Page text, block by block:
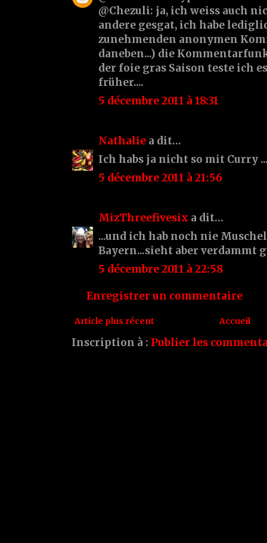
@Chezuli: ja, ich weiss auch
andere gesgat, ich habe
zunehmenden anonymen
daneben...) die
der foie gras Saison teste ich
früher....
5 décembre 2011 à 18:31
Nathalie a dit…
Ich habs ja nicht so mit Curry
5 décembre 2011 à 21:56
MizThreefivesix a dit…
...und ich hab noch nie
Bayern...sieht aber verdammt
5 décembre 2011 à 22:58
Enregistrer un commentaire
Article plus récent Accueil
Inscription à : Publier les